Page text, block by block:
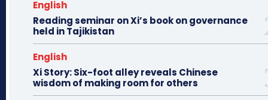
English
Reading seminar on Xi’s book on governance
held in Tajikistan
English
Xi Story: Six-foot alley reveals Chinese
wisdom of making room for others